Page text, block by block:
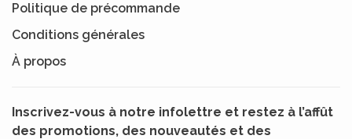
Politique de précommande
Conditions générales
À propos
Inscrivez-vous à notre infolettre et restez à l’affût
des promotions, des nouveautés et des